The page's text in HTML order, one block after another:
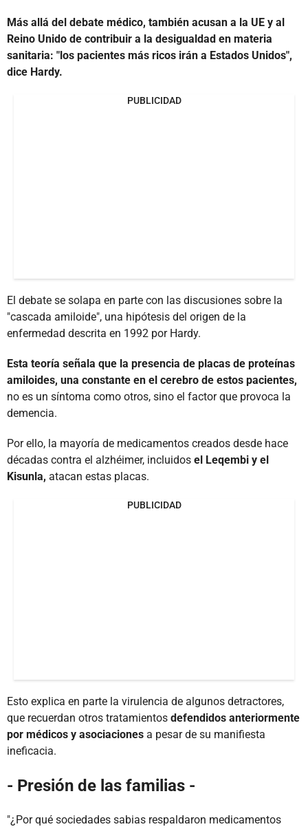
Más allá del debate médico, también acusan a la UE y al
Reino Unido de contribuir a la desigualdad en materia
sanitaria: "los pacientes más ricos irán a Estados Unidos",
dice Hardy.
PUBLICIDAD
El debate se solapa en parte con las discusiones sobre la
"cascada amiloide", una hipótesis del origen de la
enfermedad descrita en 1992 por Hardy.
Esta teoría señala que la presencia de placas de proteínas
amiloides, una constante en el cerebro de estos pacientes,
no es un síntoma como otros, sino el factor que provoca la
demencia.
Por ello, la mayoría de medicamentos creados desde hace
décadas contra el alzhéimer, incluidos el Leqembi y el
Kisunla, atacan estas placas.
PUBLICIDAD
Esto explica en parte la virulencia de algunos detractores,
que recuerdan otros tratamientos defendidos anteriormente
por médicos y asociaciones a pesar de su manifiesta
ineficacia.
- Presión de las familias -
"¿Por qué sociedades sabias respaldaron medicamentos